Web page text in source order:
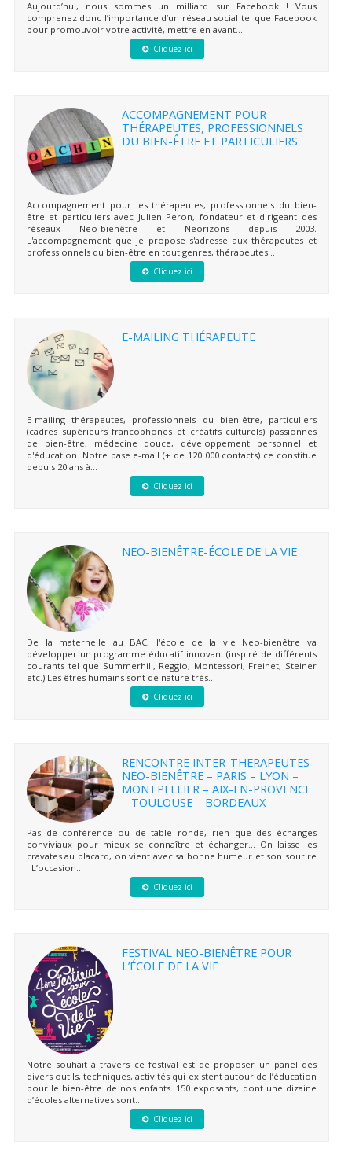
Aujourd’hui, nous sommes un milliard sur Facebook ! Vous
comprenez donc l’importance d’un réseau social tel que Facebook
pour promouvoir votre activité, mettre en avant...
Cliquez ici
ACCOMPAGNEMENT POUR
THÉRAPEUTES, PROFESSIONNELS
DU BIEN-ÊTRE ET PARTICULIERS
Accompagnement pour les thérapeutes, professionnels du bien-
être et particuliers avec Julien Peron, fondateur et dirigeant des
réseaux Neo-bienêtre et Neorizons depuis 2003.
L'accompagnement que je propose s'adresse aux thérapeutes et
professionnels du bien-être en tout genres, thérapeutes...
Cliquez ici
E-MAILING THÉRAPEUTE
E-mailing thérapeutes, professionnels du bien-être, particuliers
(cadres supérieurs francophones et créatifs culturels) passionnés
de bien-être, médecine douce, développement personnel et
d'éducation. Notre base e-mail (+ de 120 000 contacts) ce constitue
depuis 20 ans à...
Cliquez ici
NEO-BIENÊTRE-ÉCOLE DE LA VIE
De la maternelle au BAC, l'école de la vie Neo-bienêtre va
développer un programme éducatif innovant (inspiré de différents
courants tel que Summerhill, Reggio, Montessori, Freinet, Steiner
etc.) Les êtres humains sont de nature très...
Cliquez ici
RENCONTRE INTER-THERAPEUTES
NEO-BIENÊTRE – PARIS – LYON –
MONTPELLIER – AIX-EN-PROVENCE
– TOULOUSE – BORDEAUX
Pas de conférence ou de table ronde, rien que des échanges
conviviaux pour mieux se connaître et échanger… On laisse les
cravates au placard, on vient avec sa bonne humeur et son sourire
! L’occasion...
Cliquez ici
FESTIVAL NEO-BIENÊTRE POUR
L’ÉCOLE DE LA VIE
Notre souhait à travers ce festival est de proposer un panel des
divers outils, techniques, activités qui existent autour de l’éducation
pour le bien-être de nos enfants. 150 exposants, dont une dizaine
d’écoles alternatives sont...
Cliquez ici